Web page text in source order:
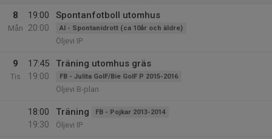
8
Mån
19:00
20:00
Spontanfotboll utomhus
AI - Spontanidrott (ca 10år och äldre)
Öljevi IP
9
Tis
17:45
19:00
Träning utomhus gräs
FB - Julita GoIF/Bie GoIF P 2015-2016
Öljevi B-plan
18:00
19:30
Träning FB - Pojkar 2013-2014
Öljevi IP